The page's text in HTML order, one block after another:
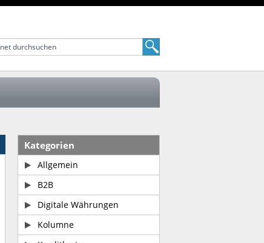
Kategorien
Allgemein
B2B
Digitale Währungen
Kolumne